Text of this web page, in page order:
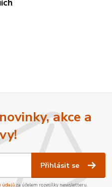
akce a
Přihlásit se
údajůza účelem rozesílky newsletteru.